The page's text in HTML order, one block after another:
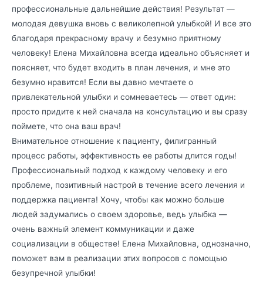
профессиональные дальнейшие действия! Результат —
молодая девушка вновь с великолепной улыбкой! И все это
благодаря прекрасному врачу и безумно приятному
человеку! Елена Михайловна всегда идеально объясняет и
поясняет, что будет входить в план лечения, и мне это
безумно нравится! Если вы давно мечтаете о
привлекательной улыбки и сомневаетесь — ответ один:
просто придите к ней сначала на консультацию и вы сразу
поймете, что она ваш врач!
Внимательное отношение к пациенту, филигранный
процесс работы, эффективность ее работы длится годы!
Профессиональный подход к каждому человеку и его
проблеме, позитивный настрой в течение всего лечения и
поддержка пациента! Хочу, чтобы как можно больше
людей задумались о своем здоровье, ведь улыбка —
очень важный элемент коммуникации и даже
социализации в обществе! Елена Михайловна, однозначно,
поможет вам в реализации этих вопросов с помощью
безупречной улыбки!